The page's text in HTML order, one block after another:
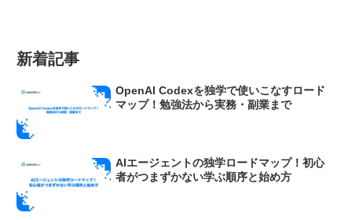
新着記事
OpenAI Codexを独学で使いこなすロード
マップ！勉強法から実務・副業まで
AIエージェントの独学ロードマップ！初心
者がつまずかない学ぶ順序と始め方